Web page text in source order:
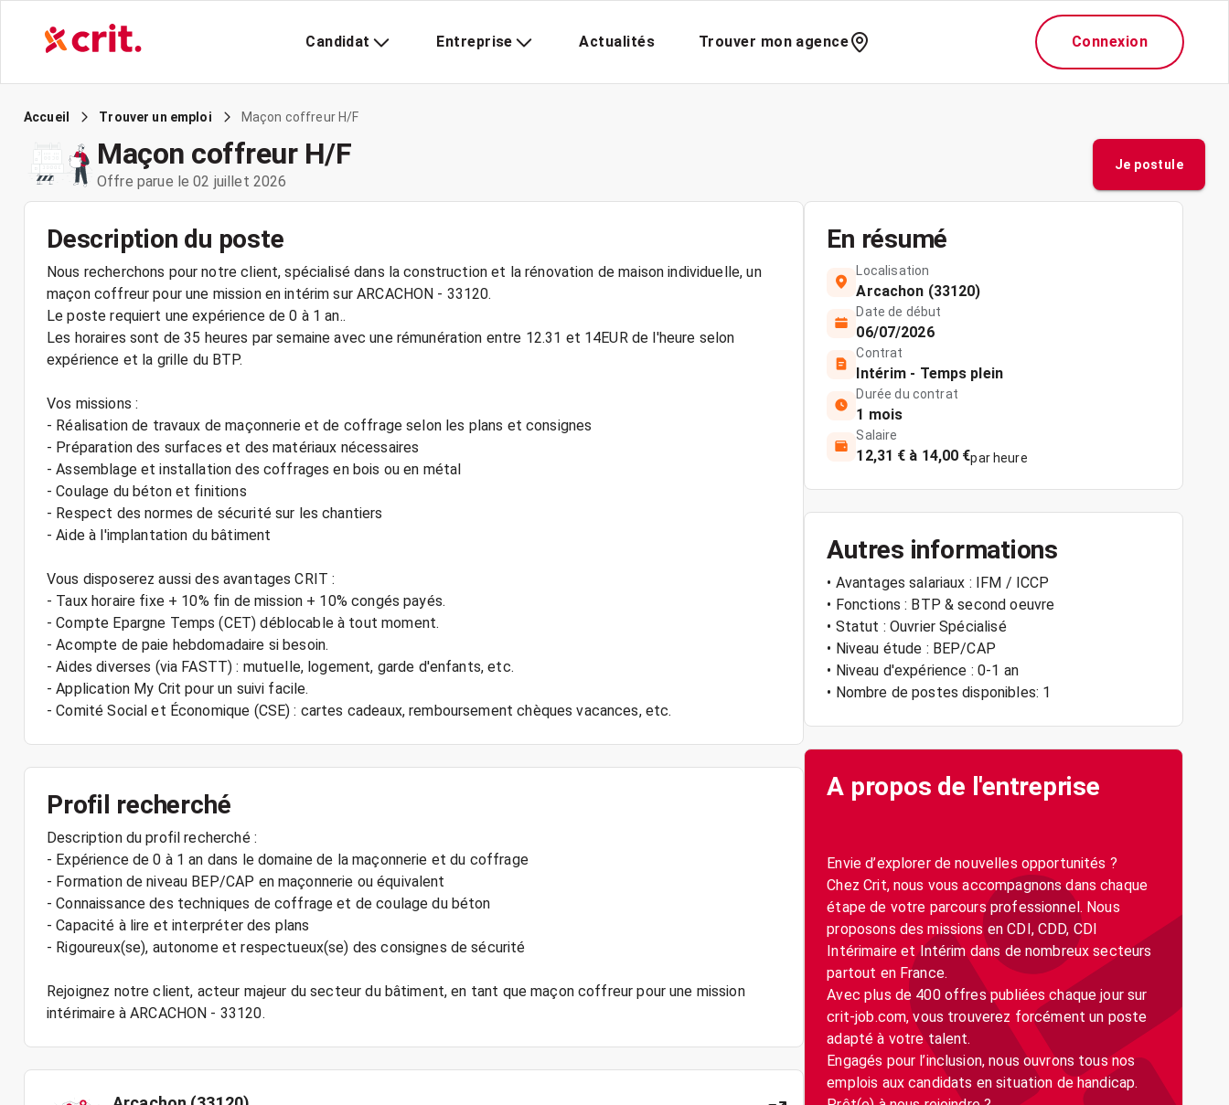
Candidat Entreprise Actualités Trouver mon agence Connexion
Accueil Trouver un emploi Maçon coffreur H/F
Maçon coffreur H/F
Offre parue le 02 juillet 2026
Je postule
Description du poste
Nous recherchons pour notre client, spécialisé dans la construction et la rénovation de maison individuelle, un
maçon coffreur pour une mission en intérim sur ARCACHON - 33120.
Le poste requiert une expérience de 0 à 1 an..
Les horaires sont de 35 heures par semaine avec une rémunération entre 12.31 et 14EUR de l'heure selon
expérience et la grille du BTP.
Vos missions :
- Réalisation de travaux de maçonnerie et de coffrage selon les plans et consignes
- Préparation des surfaces et des matériaux nécessaires
- Assemblage et installation des coffrages en bois ou en métal
- Coulage du béton et finitions
- Respect des normes de sécurité sur les chantiers
- Aide à l'implantation du bâtiment
Vous disposerez aussi des avantages CRIT :
- Taux horaire fixe + 10% fin de mission + 10% congés payés.
- Compte Epargne Temps (CET) déblocable à tout moment.
- Acompte de paie hebdomadaire si besoin.
- Aides diverses (via FASTT) : mutuelle, logement, garde d'enfants, etc.
- Application My Crit pour un suivi facile.
Profil recherché
Description du profil recherché :
- Expérience de 0 à 1 an dans le domaine de la maçonnerie et du coffrage
- Formation de niveau BEP/CAP en maçonnerie ou équivalent
- Connaissance des techniques de coffrage et de coulage du béton
- Capacité à lire et interpréter des plans
- Rigoureux(se), autonome et respectueux(se) des consignes de sécurité
Rejoignez notre client, acteur majeur du secteur du bâtiment, en tant que maçon coffreur pour une mission
En résumé
Localisation
Arcachon (33120)
Date de début
06/07/2026
Contrat
Intérim - Temps plein
Durée du contrat
1 mois
Salaire
12,31 € à 14,00 €par heure
Autres informations
• Avantages salariaux : IFM / ICCP
• Fonctions : BTP & second oeuvre
• Statut : Ouvrier Spécialisé
• Niveau étude : BEP/CAP
• Niveau d'expérience : 0-1 an
• Nombre de postes disponibles: 1
A propos de l'entreprise
Envie d’explorer de nouvelles opportunités ?
Chez Crit, nous vous accompagnons dans chaque
étape de votre parcours professionnel. Nous
proposons des missions en CDI, CDD, CDI
Intérimaire et Intérim dans de nombreux secteurs
partout en France.
Avec plus de 400 offres publiées chaque jour sur
crit-job.com, vous trouverez forcément un poste
adapté à votre talent.
Engagés pour l’inclusion, nous ouvrons tous nos
emplois aux candidats en situation de handicap.